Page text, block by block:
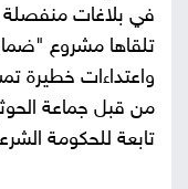
في بلاغات
تلقاها مشروع
واعتداءات خطيرة
من قبل جماعة
تابعة للحكومة